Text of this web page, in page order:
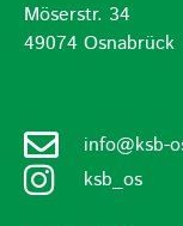
Möserstr. 34
49074 Osnabrück
info@ksb-
ksb_os